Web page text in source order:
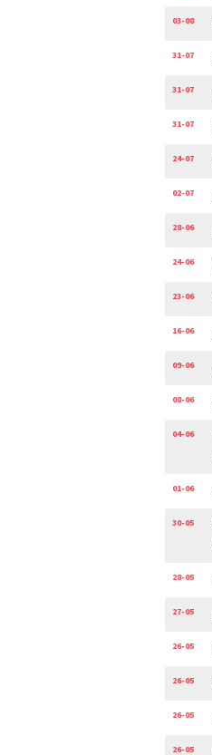
03-08
31-07
31-07
31-07
24-07
02-07
28-06
24-06
23-06
16-06
09-06
08-06
04-06
01-06
30-05
28-05
27-05
26-05
26-05
26-05
26-05